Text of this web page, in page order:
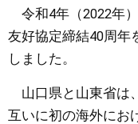
県政情報
令和4年（2022年
友好協定締結40周年
しました。
山口県と山東省は
互いに初の海外にお